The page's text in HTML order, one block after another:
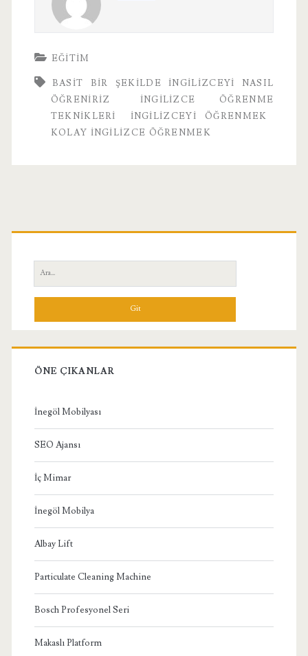
EĞITIM
BASIT BIR ŞEKILDE İNGILIZCEYI NASIL
ÖĞRENIRIZ
INGILIZCE ÖĞRENME
TEKNIKLERI
INGILIZCEYI ÖĞRENMEK
KOLAY INGILIZCE ÖĞRENMEK
Birincil
Yan
Menü
Ara:
ÖNE ÇIKANLAR
İnegöl Mobilyası
SEO Ajansı
İç Mimar
İnegöl Mobilya
Albay Lift
Particulate Cleaning Machine
Bosch Profesyonel Seri
Makaslı Platform